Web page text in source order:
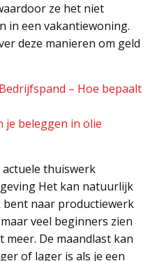
ze het niet
in een vakantiewoning.
deze manieren om geld
– Hoe bepaalt
je beleggen in olie
thuiswerk
Het kan natuurlijk
bent naar productiewerk
veel beginners zien
De maandlast kan
of lager is als je een